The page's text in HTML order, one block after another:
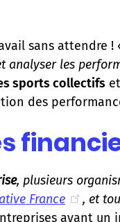
sans attendre !
analyser les
sports collectifs
des
, plusieurs
France , et
ayant